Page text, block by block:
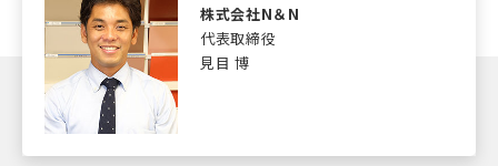
株式会社N＆N
代表取締役
見目 博